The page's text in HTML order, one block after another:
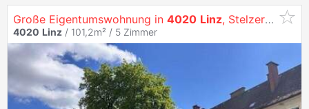
Große Eigentumswohnung in 4020 Linz, Stelzerstraße 43 Top 4
4020 Linz / 101,2m² / 5 Zimmer